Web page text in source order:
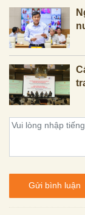
Gửi bình luận